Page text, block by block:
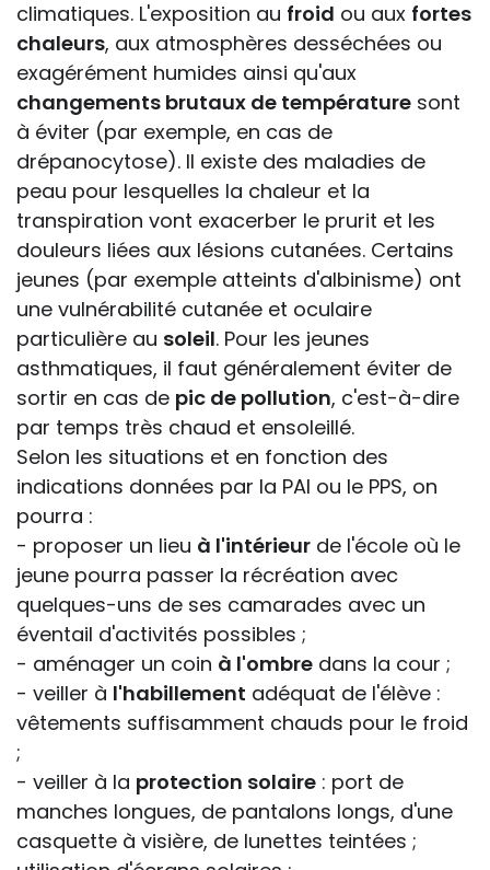
climatiques. L'exposition au froid ou aux fortes
chaleurs, aux atmosphères desséchées ou
exagérément humides ainsi qu'aux
changements brutaux de température sont
à éviter (par exemple, en cas de
drépanocytose). Il existe des maladies de
peau pour lesquelles la chaleur et la
transpiration vont exacerber le prurit et les
douleurs liées aux lésions cutanées. Certains
jeunes (par exemple atteints d'albinisme) ont
une vulnérabilité cutanée et oculaire
particulière au soleil. Pour les jeunes
asthmatiques, il faut généralement éviter de
sortir en cas de pic de pollution, c'est-à-dire
par temps très chaud et ensoleillé.
Selon les situations et en fonction des
indications données par la PAI ou le PPS, on
pourra :
- proposer un lieu à l'intérieur de l'école où le
jeune pourra passer la récréation avec
quelques-uns de ses camarades avec un
éventail d'activités possibles ;
- aménager un coin à l'ombre dans la cour ;
- veiller à l'habillement adéquat de l'élève :
vêtements suffisamment chauds pour le froid
;
- veiller à la protection solaire : port de
manches longues, de pantalons longs, d'une
casquette à visière, de lunettes teintées ;